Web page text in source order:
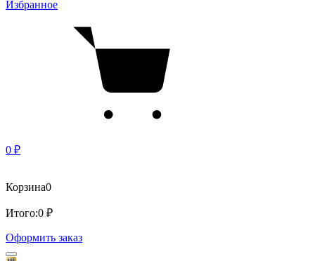
Избранное
0 ₽
Корзина0
Итого:0 ₽
Оформить заказ